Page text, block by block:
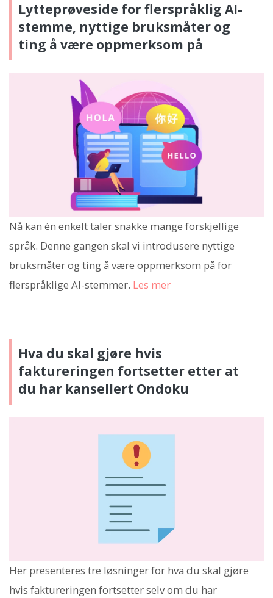
Lytteprøveside for flerspråklig AI-
stemme, nyttige bruksmåter og
ting å være oppmerksom på
Nå kan én enkelt taler snakke mange forskjellige
språk. Denne gangen skal vi introdusere nyttige
bruksmåter og ting å være oppmerksom på for
flerspråklige AI-stemmer. Les mer
Hva du skal gjøre hvis
faktureringen fortsetter etter at
du har kansellert Ondoku
Her presenteres tre løsninger for hva du skal gjøre
hvis faktureringen fortsetter selv om du har